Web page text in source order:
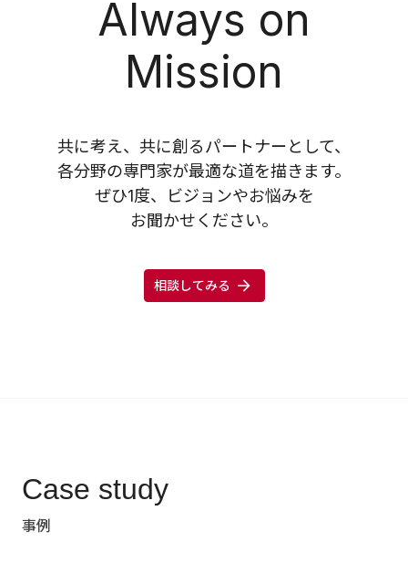
Always on
Mission
共に考え、共に創るパートナーとして、
各分野の専門家が最適な道を描きます。
ぜひ1度、ビジョンやお悩みを
お聞かせください。
相談してみる
Case study
事例